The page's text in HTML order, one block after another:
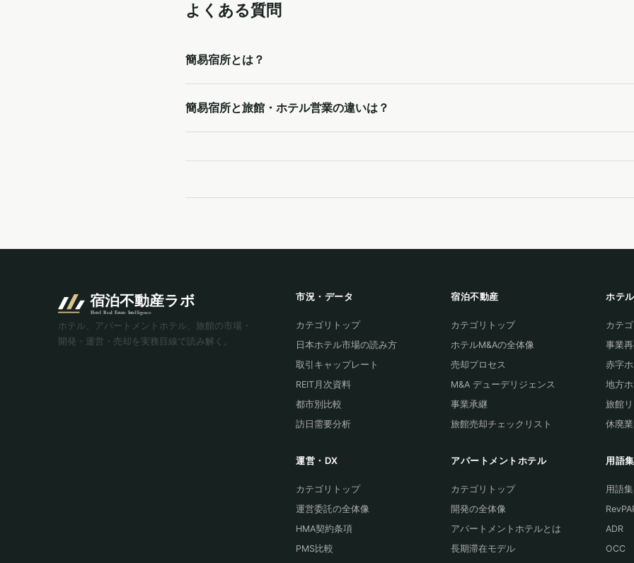
よくある質問
簡易宿所とは？
簡易宿所と旅館・ホテル営業の違いは？
ホテル、アパートメントホテル、旅館の市場・
開発・運営・売却を実務目線で読み解く。
市況・データ
カテゴリトップ
日本ホテル市場の読み方
取引キャップレート
REIT月次資料
都市別比較
訪日需要分析
宿泊不動産
カテゴリトップ
ホテルM&Aの全体像
売却プロセス
M&A デューデリジェンス
事業承継
旅館売却チェックリスト
ホテ
カテ
事業
赤字
地方
旅館
休廃
運営・DX
カテゴリトップ
運営委託の全体像
HMA契約条項
PMS比較
アパートメントホテル
カテゴリトップ
開発の全体像
アパートメントホテルとは
長期滞在モデル
用語集
用語
ADR
OCC